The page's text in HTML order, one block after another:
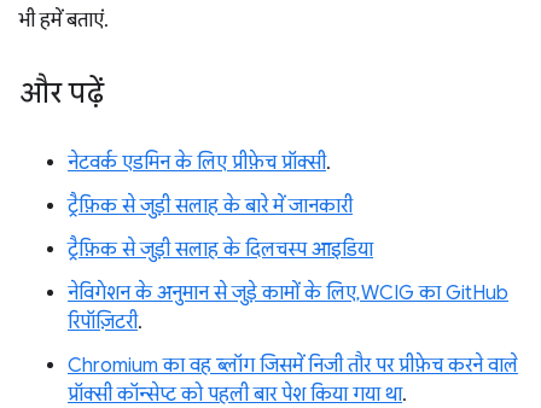
भी हमें बताएं.
और पढ़ें
नेटवर्क एडमिन के लिए प्रीफ़ेच प्रॉक्सी.
ट्रैफ़िक से जुड़ी सलाह के बारे में जानकारी
ट्रैफ़िक से जुड़ी सलाह के दिलचस्प आइडिया
नेविगेशन के अनुमान से जुड़े कामों के लिए, WCIG का GitHub
रिपॉज़िटरी.
Chromium का वह ब्लॉग जिसमें निजी तौर पर प्रीफ़ेच करने वाले
प्रॉक्सी कॉन्सेप्ट को पहली बार पेश किया गया था.